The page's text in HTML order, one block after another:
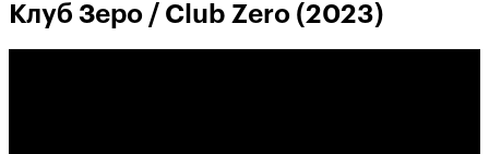
Клуб Зеро / Club Zero (2023)